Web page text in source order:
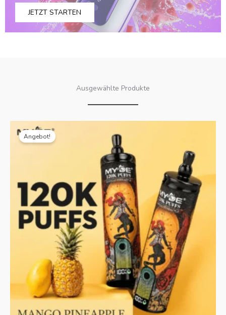
JETZT STARTEN
Ausgewählte Produkte
Angebot!
Originalpreis
war:
€30.99.
Preis
ist: